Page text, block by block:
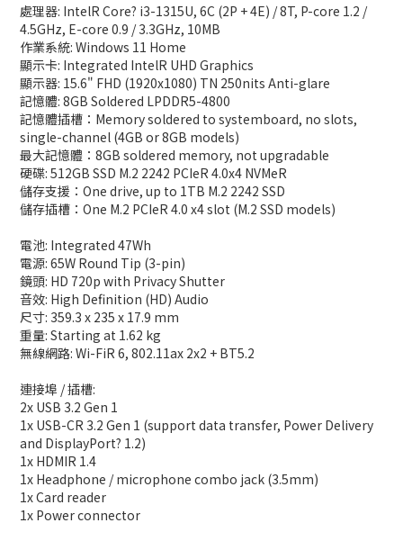
處理器: IntelR Core? i3-1315U, 6C (2P + 4E) / 8T, P-core 1.2 /
4.5GHz, E-core 0.9 / 3.3GHz, 10MB
作業系統: Windows 11 Home
顯示卡: Integrated IntelR UHD Graphics
顯示器: 15.6" FHD (1920x1080) TN 250nits Anti-glare
記憶體: 8GB Soldered LPDDR5-4800
記憶體插槽：Memory soldered to systemboard, no slots,
single-channel (4GB or 8GB models)
最大記憶體：8GB soldered memory, not upgradable
硬碟: 512GB SSD M.2 2242 PCIeR 4.0x4 NVMeR
儲存支援：One drive, up to 1TB M.2 2242 SSD
儲存插槽：One M.2 PCIeR 4.0 x4 slot (M.2 SSD models)
電池: Integrated 47Wh
電源: 65W Round Tip (3-pin)
鏡頭: HD 720p with Privacy Shutter
音效: High Definition (HD) Audio
尺寸: 359.3 x 235 x 17.9 mm
重量: Starting at 1.62 kg
無線網路: Wi-FiR 6, 802.11ax 2x2 + BT5.2
連接埠 / 插槽:
2x USB 3.2 Gen 1
1x USB-CR 3.2 Gen 1 (support data transfer, Power Delivery
and DisplayPort? 1.2)
1x HDMIR 1.4
1x Headphone / microphone combo jack (3.5mm)
1x Card reader
1x Power connector